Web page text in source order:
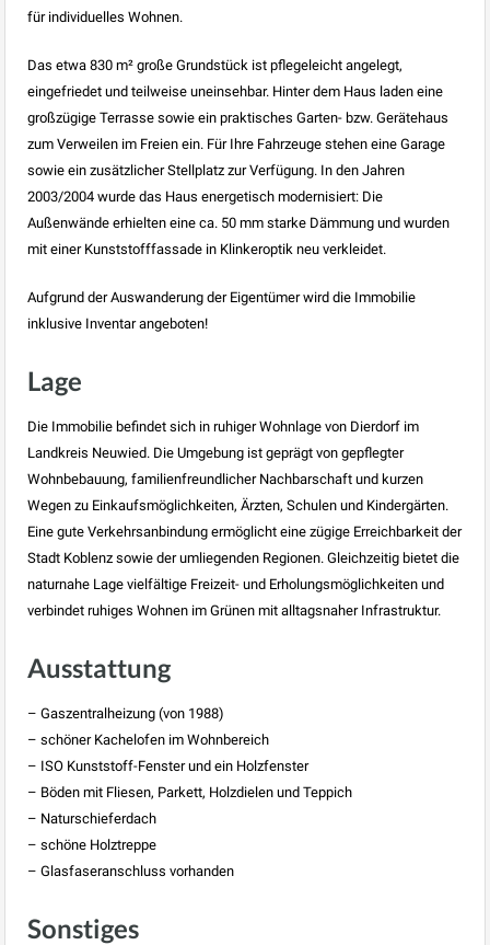
für individuelles Wohnen.
Das etwa 830 m² große Grundstück ist pflegeleicht angelegt,
eingefriedet und teilweise uneinsehbar. Hinter dem Haus laden eine
großzügige Terrasse sowie ein praktisches Garten- bzw. Gerätehaus
zum Verweilen im Freien ein. Für Ihre Fahrzeuge stehen eine Garage
sowie ein zusätzlicher Stellplatz zur Verfügung. In den Jahren
2003/2004 wurde das Haus energetisch modernisiert: Die
Außenwände erhielten eine ca. 50 mm starke Dämmung und wurden
mit einer Kunststofffassade in Klinkeroptik neu verkleidet.
Aufgrund der Auswanderung der Eigentümer wird die Immobilie
inklusive Inventar angeboten!
Lage
Die Immobilie befindet sich in ruhiger Wohnlage von Dierdorf im
Landkreis Neuwied. Die Umgebung ist geprägt von gepflegter
Wohnbebauung, familienfreundlicher Nachbarschaft und kurzen
Wegen zu Einkaufsmöglichkeiten, Ärzten, Schulen und Kindergärten.
Eine gute Verkehrsanbindung ermöglicht eine zügige Erreichbarkeit der
Stadt Koblenz sowie der umliegenden Regionen. Gleichzeitig bietet die
naturnahe Lage vielfältige Freizeit- und Erholungsmöglichkeiten und
verbindet ruhiges Wohnen im Grünen mit alltagsnaher Infrastruktur.
Ausstattung
– Gaszentralheizung (von 1988)
– schöner Kachelofen im Wohnbereich
– ISO Kunststoff-Fenster und ein Holzfenster
– Böden mit Fliesen, Parkett, Holzdielen und Teppich
– Naturschieferdach
– schöne Holztreppe
– Glasfaseranschluss vorhanden
Sonstiges